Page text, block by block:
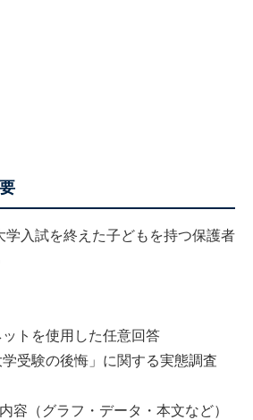
学入試を終えた子どもを持つ保護者
トを使用した任意回答
受験の後悔」に関する実態調査
容（グラフ・データ・本文など）